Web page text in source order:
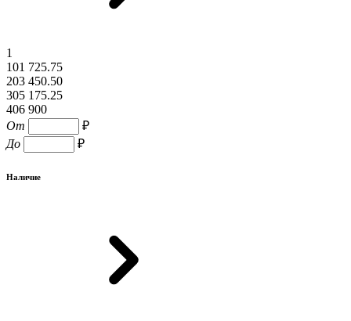
1
101 725.75
203 450.50
305 175.25
406 900
От
₽
До
₽
Наличие